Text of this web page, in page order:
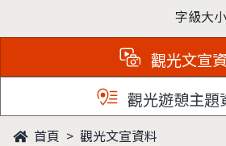
字級大小
觀光文宣
觀光遊憩主題
首頁 觀光文宣資料